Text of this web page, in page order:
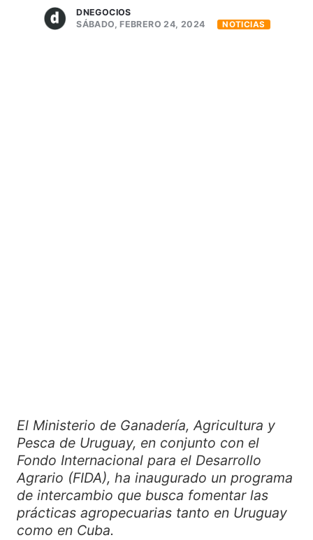
DNEGOCIOS
SÁBADO, FEBRERO 24, 2024
NOTICIAS
El Ministerio de Ganadería, Agricultura y
Pesca de Uruguay, en conjunto con el
Fondo Internacional para el Desarrollo
Agrario (FIDA), ha inaugurado un programa
de intercambio que busca fomentar las
prácticas agropecuarias tanto en Uruguay
como en Cuba.